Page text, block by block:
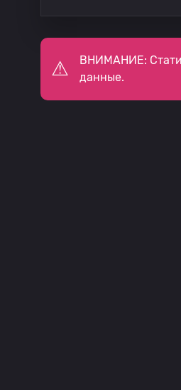
ВНИМАНИЕ:
данные.